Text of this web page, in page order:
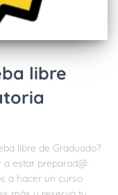
libre
libre de Graduado?
estar preparad@.
a hacer un curso